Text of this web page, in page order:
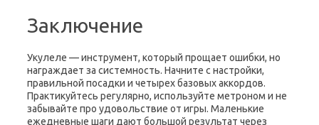
Заключение
Укулеле — инструмент, который прощает ошибки, но
награждает за системность. Начните с настройки,
правильной посадки и четырех базовых аккордов.
Практикуйтесь регулярно, используйте метроном и не
забывайте про удовольствие от игры. Маленькие
ежедневные шаги дают большой результат через